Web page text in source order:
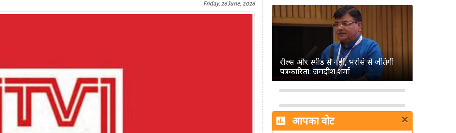
Friday, 26 June, 2026
रील्स और स्पीड से नहीं, भरोसे से जीतेगी
पत्रकारिता: जगदीश शर्मा
आपका वोट ×